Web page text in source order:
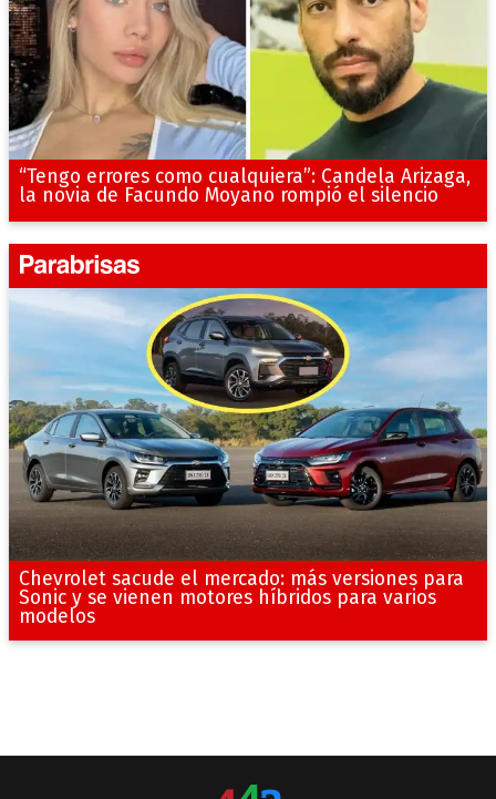
“Tengo errores como cualquiera”: Candela Arizaga,
la novia de Facundo Moyano rompió el silencio
Chevrolet sacude el mercado: más versiones para
Sonic y se vienen motores híbridos para varios
modelos